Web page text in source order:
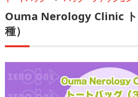
Ouma Nerology Clinic
種）